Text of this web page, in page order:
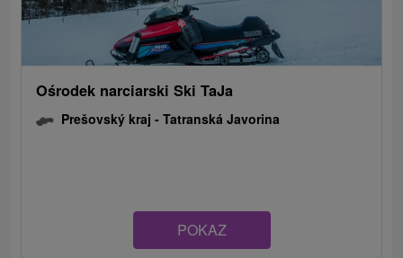
Ośrodek narciarski Ski TaJa
Prešovský kraj -Tatranská Javorina
POKAZ